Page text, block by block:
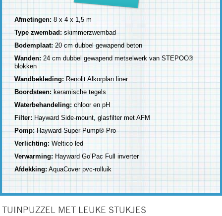
Afmetingen:8 x 4 x 1,5 m
Type zwembad:skimmerzwembad
Bodemplaat: 20 cm dubbel gewapend beton
Wanden: 24 cm dubbel gewapend metselwerk van STEPOC®
blokken
Wandbekleding: Renolit Alkorplan liner
Boordsteen: keramische tegels
Waterbehandeling: chloor en pH
Filter: Hayward Side-mount, glasfilter met AFM
Pomp:Hayward Super Pump® Pro
Verlichting:Weltico led
Verwarming: Hayward Go’Pac Full inverter
Afdekking: AquaCover pvc-rolluik
TUINPUZZEL MET LEUKE STUKJES